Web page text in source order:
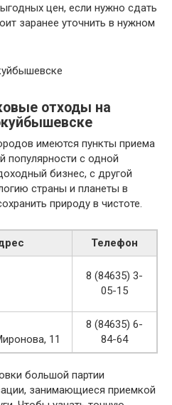
цен, если нужно сдать
заранее уточнить в нужном
отходы на
имеются пункты приема
популярности с одной
бизнес, с другой
страны и планеты в
природу в чистоте.
Телефон
8 (84635) 3-
05-15
11
8 (84635) 6-
84-64
большой партии
занимающиеся приемкой